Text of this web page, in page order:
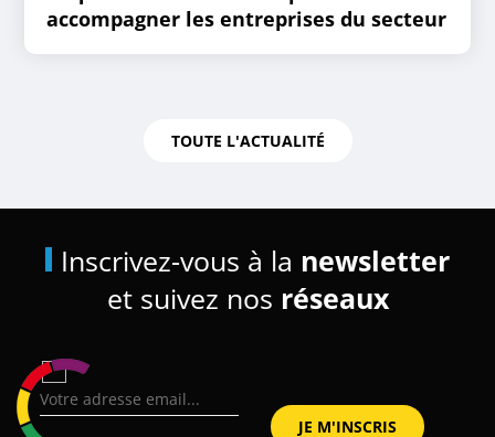
accompagner les entreprises du secteur
TOUTE L'ACTUALITÉ
Inscrivez-vous à la newsletter
et suivez nos réseaux